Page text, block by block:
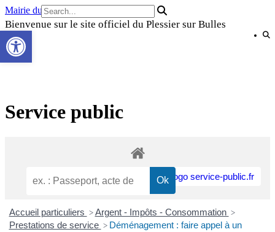
Skip
to
content
Mairie du Plessier sur Bulles
Bienvenue sur le site officiel du Plessier sur Bulles
Service public
Accueil particuliers > Argent - Impôts - Consommation >
Prestations de service > Déménagement : faire appel à un
Ouvrir la barre d’outils